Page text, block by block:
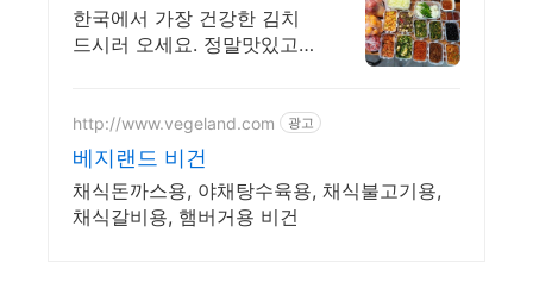
한국에서 가장 건강한 김치
드시러 오세요. 정말맛있고건
은 유기농 전통간장,된장으로
조리
http://www.vegeland.com 광고
베지랜드 비건
채식돈까스용, 야채탕수육용, 채식불고기용,
채식갈비용, 햄버거용 비건